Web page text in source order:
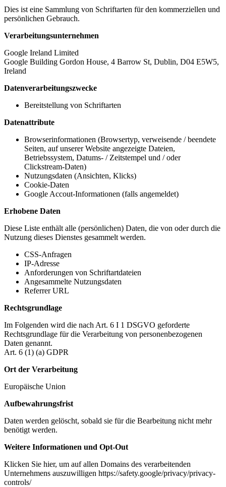
Dies ist eine Sammlung von Schriftarten für den kommerziellen und
persönlichen Gebrauch.
Verarbeitungsunternehmen
Google Ireland Limited
Google Building Gordon House, 4 Barrow St, Dublin, D04 E5W5,
Ireland
Datenverarbeitungszwecke
Bereitstellung von Schriftarten
Datenattribute
Browserinformationen (Browsertyp, verweisende / beendete
Seiten, auf unserer Website angezeigte Dateien,
Betriebssystem, Datums- / Zeitstempel und / oder
Clickstream-Daten)
Nutzungsdaten (Ansichten, Klicks)
Cookie-Daten
Google Accout-Informationen (falls angemeldet)
Erhobene Daten
Diese Liste enthält alle (persönlichen) Daten, die von oder durch die
Nutzung dieses Dienstes gesammelt werden.
CSS-Anfragen
IP-Adresse
Anforderungen von Schriftartdateien
Angesammelte Nutzungsdaten
Referrer URL
Rechtsgrundlage
Im Folgenden wird die nach Art. 6 I 1 DSGVO geforderte
Rechtsgrundlage für die Verarbeitung von personenbezogenen
Daten genannt.
Art. 6 (1) (a) GDPR
Ort der Verarbeitung
Europäische Union
Aufbewahrungsfrist
Daten werden gelöscht, sobald sie für die Bearbeitung nicht mehr
benötigt werden.
Weitere Informationen und Opt-Out
Klicken Sie hier, um auf allen Domains des verarbeitenden
Unternehmens auszuwilligen https://safety.google/privacy/privacy-
controls/